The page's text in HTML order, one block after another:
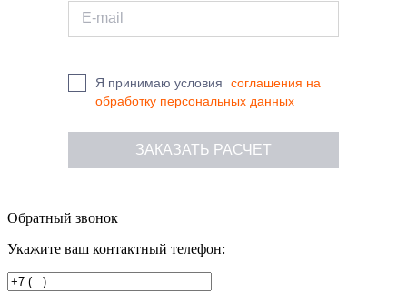
Я принимаю условия
соглашения на
обработку персональных данных
Обратный звонок
Укажите ваш контактный телефон: